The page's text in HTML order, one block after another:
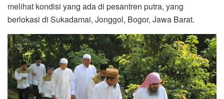
melihat kondisi yang ada di pesantren putra, yang
berlokasi di Sukadamai, Jonggol, Bogor, Jawa Barat.